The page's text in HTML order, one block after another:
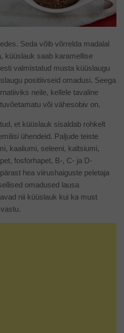
Seda võib võrrelda madalal
küüslauk saab karamellise
valmistatud musta küüslaugu
positiivseid omadusi. Seega
neile, kellele tavaline
või vähesobiv on.
et küüslauk sisaldab rohkelt
ühendeid. Paljude teiste
kaaliumi, seleeni, kaltsiumi,
fosforhapet, B-, C- ja D-
hea viirushaiguste peletaja
omadused lausa
nii küüslauk kui ka must